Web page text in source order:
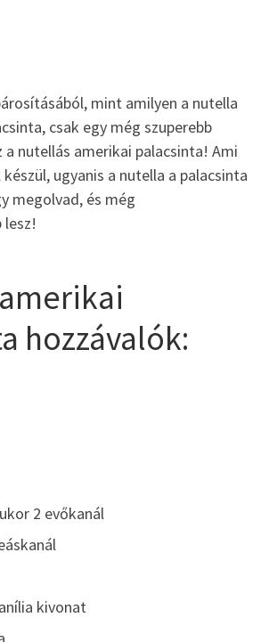
mint amilyen a nutella
csak egy még szuperebb
nutellás amerikai palacsinta! Ami
ugyanis a nutella a palacsinta
megolvad, és még
lesz!
hozzávalók:
2 evőkanál
kivonat